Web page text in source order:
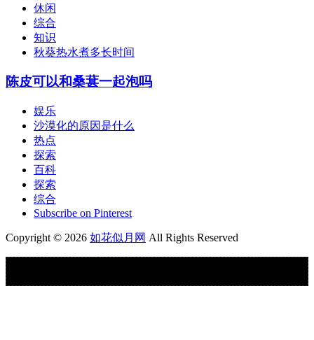
休闲
综合
知识
秋葵热水煮多长时间
陈皮可以和桑葚一起泡吗
娱乐
沙漠化的原因是什么
热点
探索
百科
探索
综合
Subscribe on Pinterest
Copyright © 2026 如花似月网 All Rights Reserved